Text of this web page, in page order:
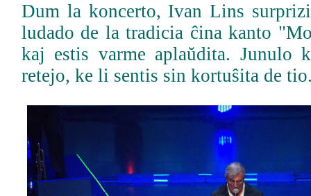
Dum la koncerto, Ivan Lins
ludado de la tradicia ĉina kanto
kaj estis varme aplaŭdita. Junulo
retejo, ke li sentis sin kortuŝita de